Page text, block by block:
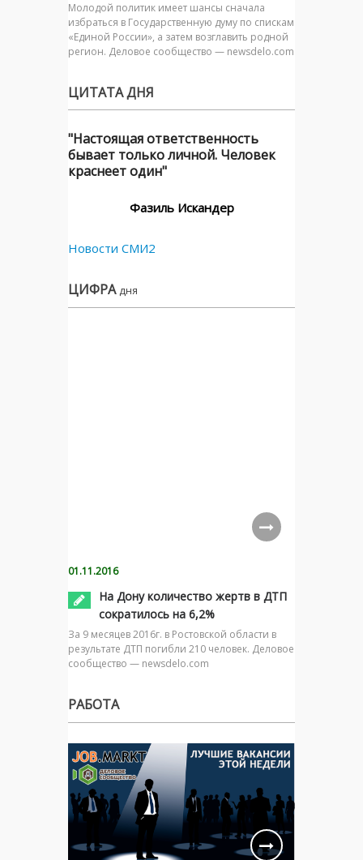
Молодой политик имеет шансы сначала
избраться в Государственную думу по спискам
«Единой России», а затем возглавить родной
регион. Деловое сообщество — newsdelo.com
ЦИТАТА ДНЯ
"Настоящая ответственность
бывает только личной. Человек
краснеет один"
Фазиль Искандер
Новости СМИ2
ЦИФРА дня
01.11.2016
На Дону количество жертв в ДТП
сократилось на 6,2%
За 9 месяцев 2016г. в Ростовской области в
результате ДТП погибли 210 человек. Деловое
сообщество — newsdelo.com
РАБОТА